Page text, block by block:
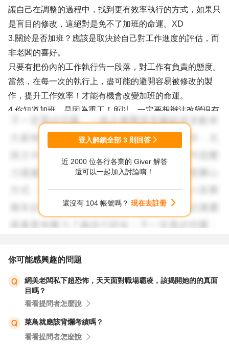
讓自己在調整的過程中，找到更有效率執行的方式，如果只
是盲目的修改，這絕對是免不了加班的命運。XD
3.關於是否加班？應該是取決於自己對工作進度的評估，而
非老闆的喜好。
只要有把份內的工作執行告一段落，對工作有負責的態度。
當然，在每一次的執行上，盡可能的避開容易被修改的製
作，提升工作效率！才能有機會改變加班的命運。
4.你知道加班，是因為重工！所以，一定要想辦法改變現有
的狀況，否則這樣只會惡性循環喔！
以上建議提供給你做參考，
登入解鎖全部 3 則回答
近 2000 位各行各業的 Giver 解答
還可以一起加入討論唷！
還沒有 104 帳號嗎？ 現在去註冊
你可能感興趣的問題
網美老闆私下超恐怖，天天面對職場霸凌，該揭開她的的真面
目嗎？
看看提問者怎麼說
菜鳥就應該背爛考績嗎？
看看提問者怎麼說